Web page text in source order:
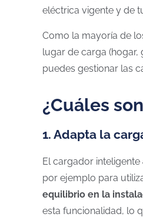
eléctrica vigente y de
Como la mayoría de
lugar de carga
puedes gestionar las
¿Cuáles
1. Adapta la
El cargador inteligente
por ejemplo para
equilibrio en la
esta funcionalidad, lo